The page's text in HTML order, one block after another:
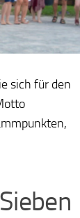
sich für den